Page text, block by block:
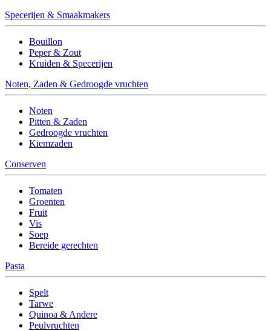
Specerijen & Smaakmakers
Bouillon
Peper & Zout
Kruiden & Specerijen
Noten, Zaden & Gedroogde vruchten
Noten
Pitten & Zaden
Gedroogde vruchten
Kiemzaden
Conserven
Tomaten
Groenten
Fruit
Vis
Soep
Bereide gerechten
Pasta
Spelt
Tarwe
Quinoa & Andere
Peulvruchten